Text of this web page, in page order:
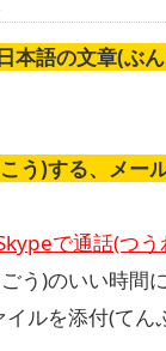
本語の文章(ぶ
う)する、メー
で通話(つう
う)のいい時間
ルを添付(てん